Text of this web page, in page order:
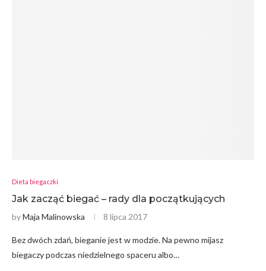
Dieta biegaczki
Jak zacząć biegać – rady dla początkujących
byMaja Malinowska 8 lipca 2017
Bez dwóch zdań, bieganie jest w modzie. Na pewno mijasz
biegaczy podczas niedzielnego spaceru albo…